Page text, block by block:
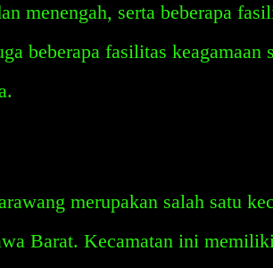
menengah, serta beberapa
beberapa fasilitas keagamaan
merupakan salah satu
Barat. Kecamatan ini